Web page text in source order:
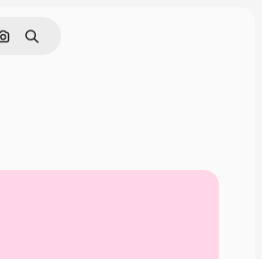
Buscar por imagen
Buscar